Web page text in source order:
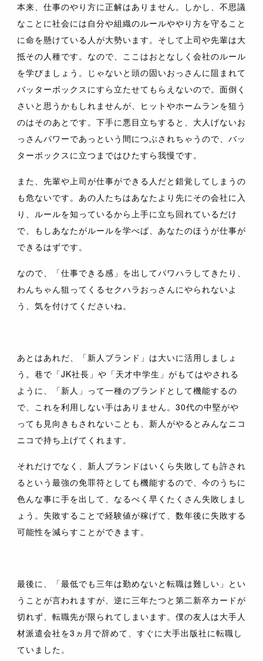
本来、仕事のやり方に正解はありません。しかし、不思議
なことに社会には自分や組織のルールややり方を守ること
に命を懸けている人が大勢います。そして上司や先輩は大
抵その人種です。なので、ここはおとなしく会社のルール
を学びましょう。じゃないと頭の固いおっさんに阻まれて
バッターボックスにすら立たせてもらえないので。面倒く
さいと思うかもしれませんが、ヒットやホームランを狙う
のはそのあとです。下手に悪目立ちすると、大人げないお
っさんパワーであっという間につぶされちゃうので、バッ
ターボックスに立つまではひたすら我慢です。
また、先輩や上司が仕事ができる人だと錯覚してしまうの
も危ないです。あの人たちはあなたより先にその会社に入
り、ルールを知っているから上手に立ち回れているだけ
で、もしあなたがルールを学べば、あなたのほうが仕事が
できるはずです。
なので、「仕事できる感」を出してパワハラしてきたり、
わんちゃん狙ってくるセクハラおっさんにやられないよ
う、気を付けてくださいね。
あとはあれだ、「新人ブランド」は大いに活用しましょ
う。巷で「JK社長」や「天才中学生」がもてはやされる
ように、「新人」って一種のブランドとして機能するの
で、これを利用しない手はありません。30代の中堅がや
っても見向きもされないことも、新人がやるとみんなニコ
ニコで持ち上げてくれます。
それだけでなく、新人ブランドはいくら失敗しても許され
るという最強の免罪符としても機能するので、今のうちに
色んな事に手を出して、なるべく早くたくさん失敗しまし
ょう。失敗することで経験値が稼げて、数年後に失敗する
可能性を減らすことができます。
最後に、「最低でも三年は勤めないと転職は難しい」とい
うことが言われますが、逆に三年たつと第二新卒カードが
切れず、転職先が限られてしまいます。僕の友人は大手人
材派遣会社を3ヵ月で辞めて、すぐに大手出版社に転職し
ていました。